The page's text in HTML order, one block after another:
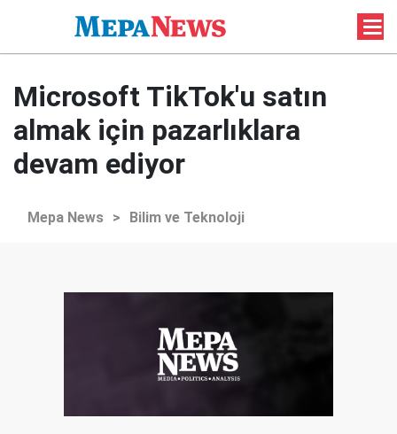
Microsoft TikTok'u satın
almak için pazarlıklara
devam ediyor
Mepa News > Bilim ve Teknoloji